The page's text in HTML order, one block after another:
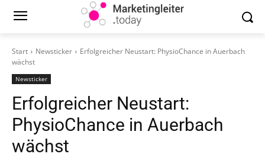
Start Newsticker
Erfolgreicher Neustart: PhysioChance in Auerbach
wächst
Newsticker
Erfolgreicher Neustart:
PhysioChance in Auerbach
wächst